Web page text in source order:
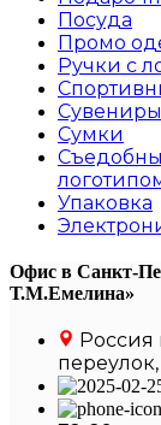
Посуда
Промо
Ручки с
Сумки
Упаковка
Офис в Санкт-
Т.М.Емелина»
Россия